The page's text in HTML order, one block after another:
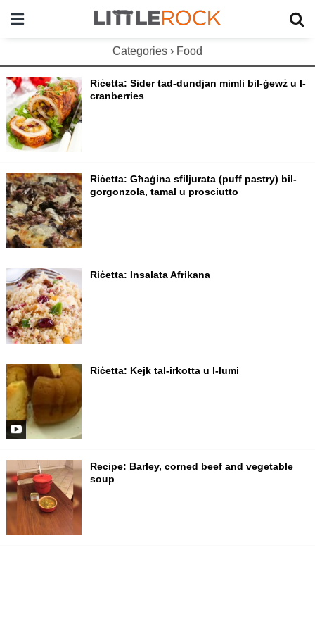
Categories › Food
Riċetta: Sider tad-dundjan mimli bil-ġewż u l-
cranberries
Riċetta: Għaġina sfiljurata (puff pastry) bil-
gorgonzola, tamal u prosciutto
Riċetta: Insalata Afrikana
Riċetta: Kejk tal-irkotta u l-lumi
Recipe: Barley, corned beef and vegetable
soup